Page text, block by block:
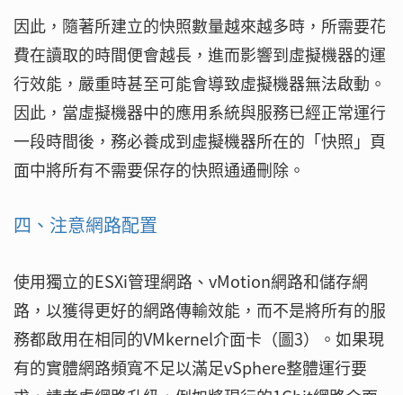
因此，隨著所建立的快照數量越來越多時，所需要花
費在讀取的時間便會越長，進而影響到虛擬機器的運
行效能，嚴重時甚至可能會導致虛擬機器無法啟動。
因此，當虛擬機器中的應用系統與服務已經正常運行
一段時間後，務必養成到虛擬機器所在的「快照」頁
面中將所有不需要保存的快照通通刪除。
四、注意網路配置
使用獨立的ESXi管理網路、vMotion網路和儲存網
路，以獲得更好的網路傳輸效能，而不是將所有的服
務都啟用在相同的VMkernel介面卡（圖3）。如果現
有的實體網路頻寬不足以滿足vSphere整體運行要